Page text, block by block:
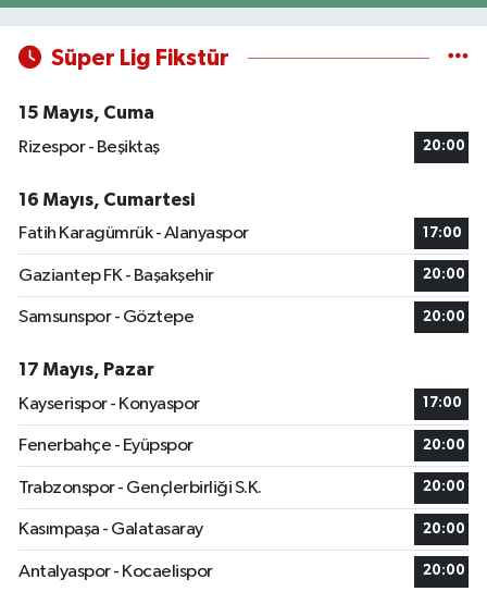
Süper Lig Fikstür
15 Mayıs, Cuma
Rizespor - Beşiktaş
20:00
16 Mayıs, Cumartesi
Fatih Karagümrük - Alanyaspor
17:00
Gaziantep FK - Başakşehir 20:00
Samsunspor - Göztepe 20:00
17 Mayıs, Pazar
Kayserispor - Konyaspor
17:00
Fenerbahçe - Eyüpspor 20:00
Trabzonspor - Gençlerbirliği S.K. 20:00
Kasımpaşa - Galatasaray 20:00
Antalyaspor - Kocaelispor 20:00